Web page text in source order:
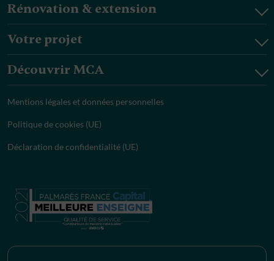
Rénovation & extension
Votre projet
Découvrir MCA
Mentions légales et données personnelles
Politique de cookies (UE)
Déclaration de confidentialité (UE)